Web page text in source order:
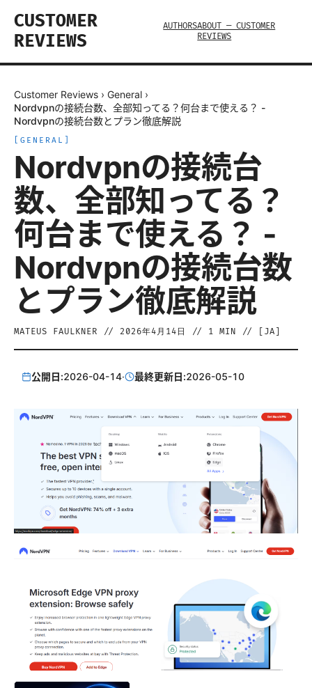
CUSTOMER
REVIEWS
AUTHORSABOUT — CUSTOMER
REVIEWS
Customer Reviews › General ›
Nordvpnの接続台数、全部知ってる？何台まで使える？ -
Nordvpnの接続台数とプラン徹底解説
GENERAL
Nordvpnの接続台
数、全部知ってる？
何台まで使える？ -
Nordvpnの接続台数
とプラン徹底解説
MATEUS FAULKNER // 2026年4月14日 // 1 MIN // [ JA
公開日:2026-04-14· 最終更新日:2026-05-10